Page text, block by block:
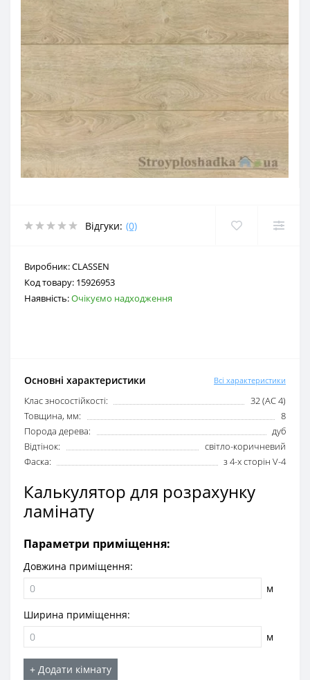
Відгуки: (0)
Виробник:CLASSEN
Код товару: 15926953
Наявність:Очікуємо надходження
Основні характеристики Всі характеристики
Клас зносостійкості:
32 (AC 4)
Товщина, мм:
8
Порода дерева:
дуб
Відтінок:
світло-коричневий
Фаска:
з 4-х сторін V-4
Калькулятор для розрахунку
ламінату
Параметри приміщення:
Довжина приміщення:
м
Ширина приміщення:
м
+ Додати кімнату